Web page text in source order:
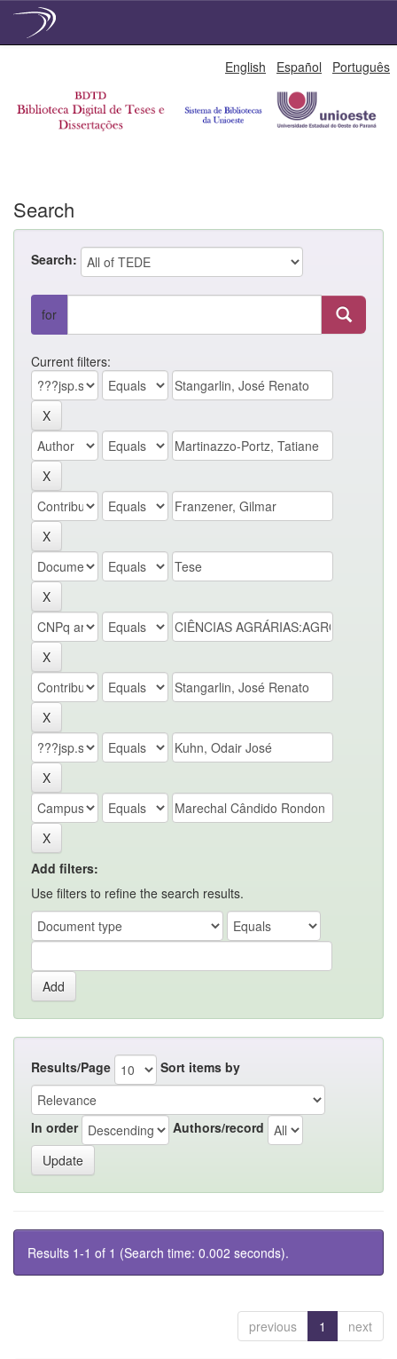
English Español Português
Search
Search:
for
Current filters:
Add filters:
Use filters to refine the search results.
Results/Page Sort items by
In order Authors/record
Results 1-1 of 1 (Search time: 0.002 seconds).
previous 1 next